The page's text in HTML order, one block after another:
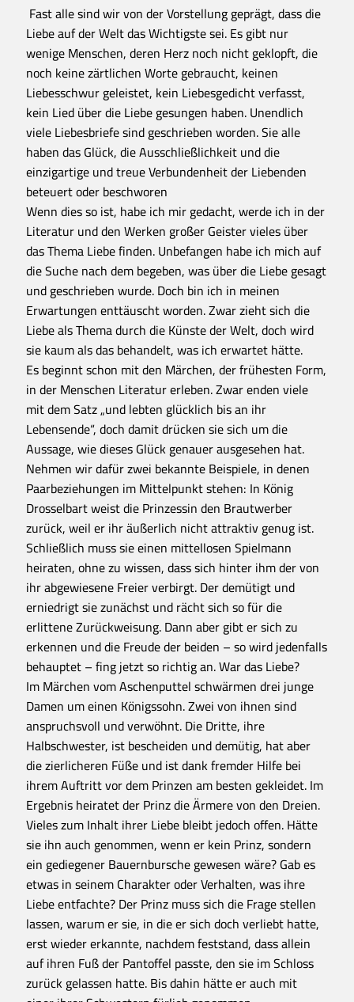
Fast alle sind wir von der Vorstellung geprägt, dass die
Liebe auf der Welt das Wichtigste sei. Es gibt nur
wenige Menschen, deren Herz noch nicht geklopft, die
noch keine zärtlichen Worte gebraucht, keinen
Liebesschwur geleistet, kein Liebesgedicht verfasst,
kein Lied über die Liebe gesungen haben. Unendlich
viele Liebesbriefe sind geschrieben worden. Sie alle
haben das Glück, die Ausschließlichkeit und die
einzigartige und treue Verbundenheit der Liebenden
beteuert oder beschworen
Wenn dies so ist, habe ich mir gedacht, werde ich in der
Literatur und den Werken großer Geister vieles über
das Thema Liebe finden. Unbefangen habe ich mich auf
die Suche nach dem begeben, was über die Liebe gesagt
und geschrieben wurde. Doch bin ich in meinen
Erwartungen enttäuscht worden. Zwar zieht sich die
Liebe als Thema durch die Künste der Welt, doch wird
sie kaum als das behandelt, was ich erwartet hätte.
Es beginnt schon mit den Märchen, der frühesten Form,
in der Menschen Literatur erleben. Zwar enden viele
mit dem Satz „und lebten glücklich bis an ihr
Lebensende“, doch damit drücken sie sich um die
Aussage, wie dieses Glück genauer ausgesehen hat.
Nehmen wir dafür zwei bekannte Beispiele, in denen
Paarbeziehungen im Mittelpunkt stehen: In König
Drosselbart weist die Prinzessin den Brautwerber
zurück, weil er ihr äußerlich nicht attraktiv genug ist.
Schließlich muss sie einen mittellosen Spielmann
heiraten, ohne zu wissen, dass sich hinter ihm der von
ihr abgewiesene Freier verbirgt. Der demütigt und
erniedrigt sie zunächst und rächt sich so für die
erlittene Zurückweisung. Dann aber gibt er sich zu
erkennen und die Freude der beiden – so wird jedenfalls
behauptet – fing jetzt so richtig an. War das Liebe?
Im Märchen vom Aschenputtel schwärmen drei junge
Damen um einen Königssohn. Zwei von ihnen sind
anspruchsvoll und verwöhnt. Die Dritte, ihre
Halbschwester, ist bescheiden und demütig, hat aber
die zierlicheren Füße und ist dank fremder Hilfe bei
ihrem Auftritt vor dem Prinzen am besten gekleidet. Im
Ergebnis heiratet der Prinz die Ärmere von den Dreien.
Vieles zum Inhalt ihrer Liebe bleibt jedoch offen. Hätte
sie ihn auch genommen, wenn er kein Prinz, sondern
ein gediegener Bauernbursche gewesen wäre? Gab es
etwas in seinem Charakter oder Verhalten, was ihre
Liebe entfachte? Der Prinz muss sich die Frage stellen
lassen, warum er sie, in die er sich doch verliebt hatte,
erst wieder erkannte, nachdem feststand, dass allein
auf ihren Fuß der Pantoffel passte, den sie im Schloss
zurück gelassen hatte. Bis dahin hätte er auch mit